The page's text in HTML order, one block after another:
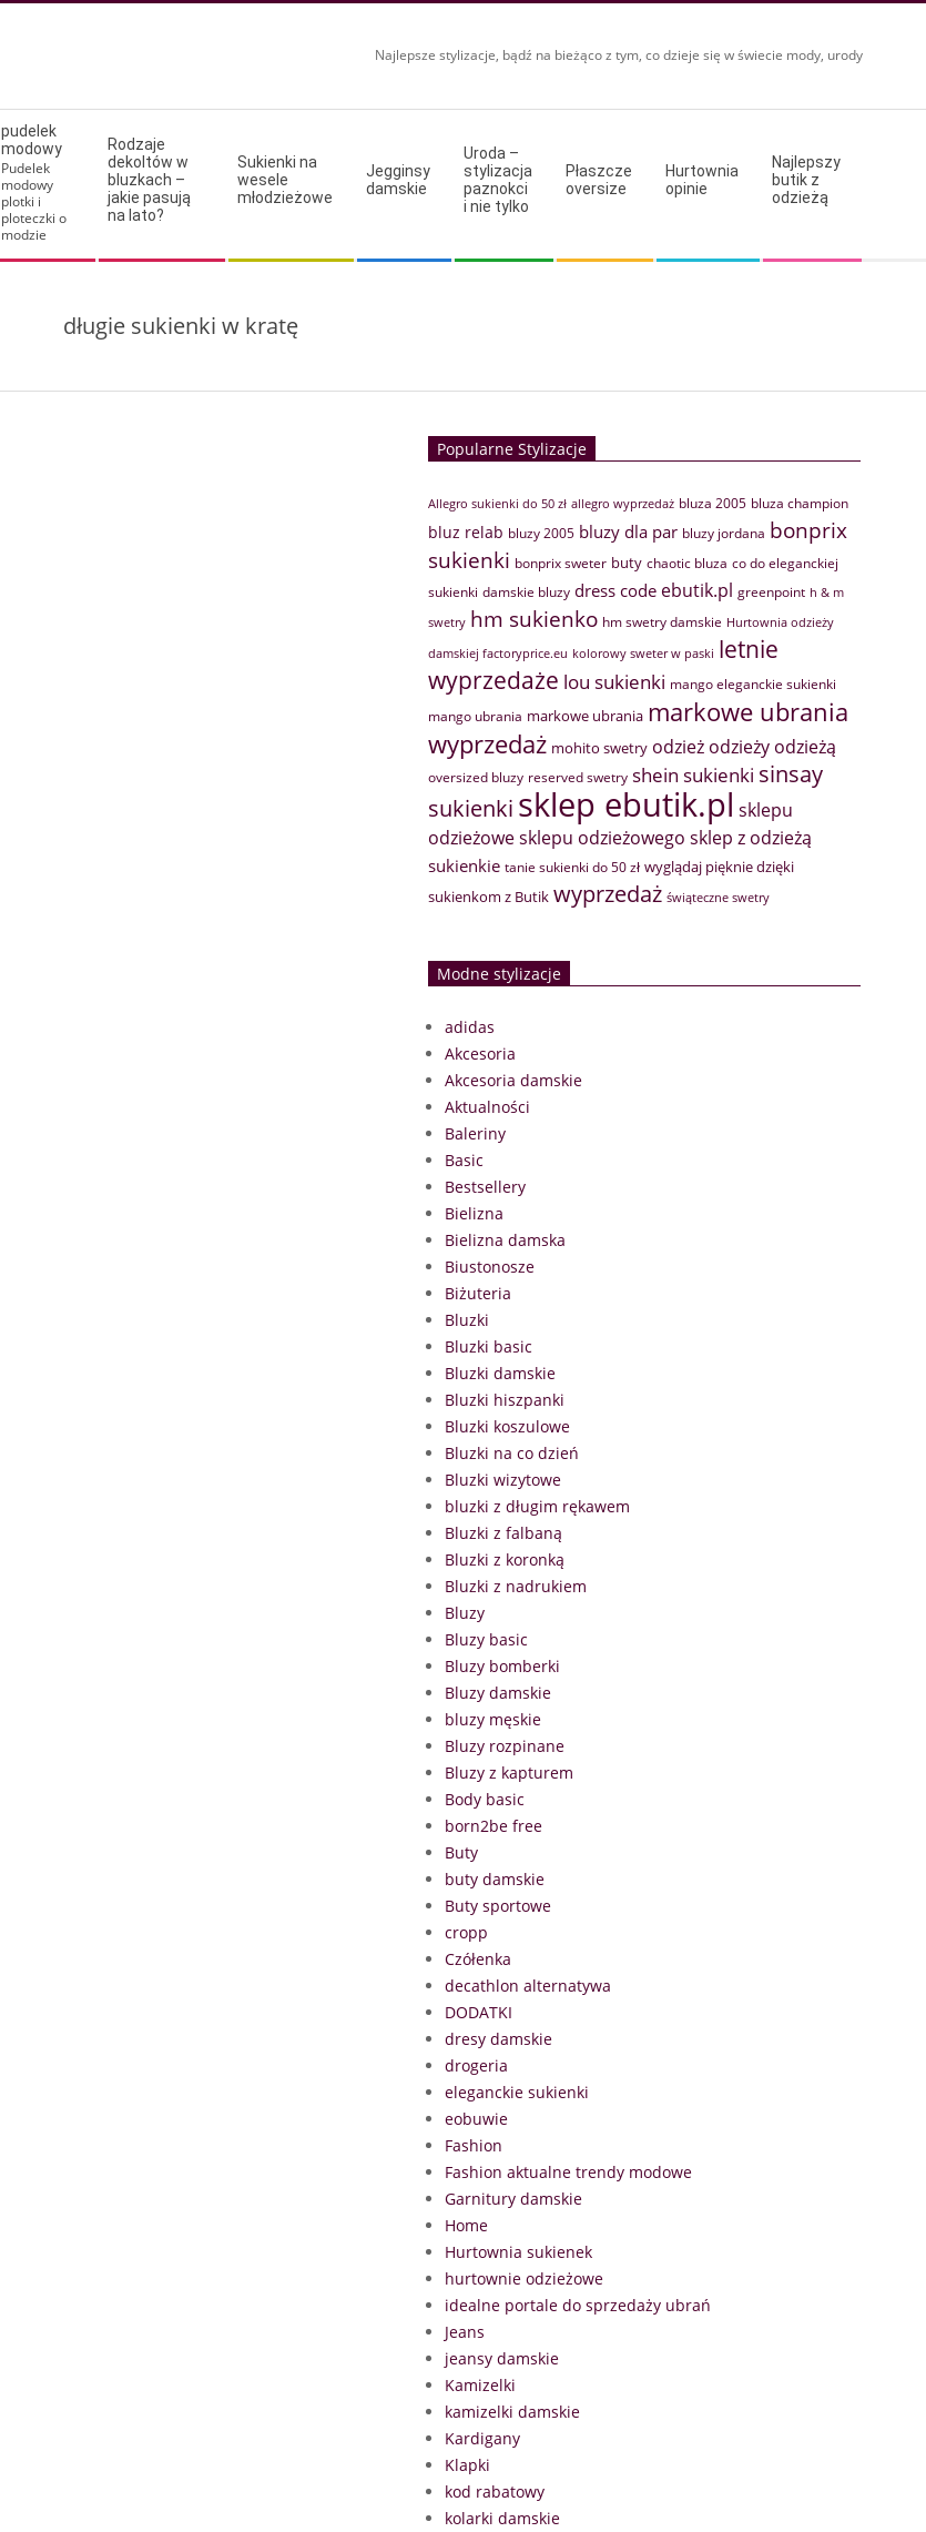
Najlepsze stylizacje, bądź na bieżąco z tym, co dzieje się w świecie mody, urody
pudelek
modowy
Pudelek
modowy
plotki i
ploteczki o
modzie
Rodzaje
dekoltów w
bluzkach –
jakie pasują
na lato?
Sukienki na
wesele
młodzieżowe
Jegginsy
damskie
Uroda –
stylizacja
paznokci
i nie tylko
Płaszcze
oversize
Hurtownia
opinie
Najlepszy
butik z
odzieżą
długie sukienki w kratę
Popularne Stylizacje
Allegro sukienki do 50 zł allegro wyprzedaż bluza 2005 bluza champion
bluz relab bluzy 2005 bluzy dla par bluzy jordana bonprix
sukienki bonprix sweter buty chaotic bluza co do eleganckiej
sukienki damskie bluzy dress code ebutik.pl greenpoint h & m
swetry hm sukienko hm swetry damskie Hurtownia odzieży
damskiej factoryprice.eu kolorowy sweter w paski letnie
wyprzedaże lou sukienki mango eleganckie sukienki
mango ubrania markowe ubrania markowe ubrania
wyprzedaż mohito swetry odzież odzieży odzieżą
oversized bluzy reserved swetry shein sukienki sinsay
sukienki sklep ebutik.pl sklepu
odzieżowesklepu odzieżowego sklep z odzieżą
sukienkie tanie sukienki do 50 zł wyglądaj pięknie dzięki
sukienkom z Butik wyprzedaż świąteczne swetry
Modne stylizacje
adidas
Akcesoria
Akcesoria damskie
Aktualności
Baleriny
Basic
Bestsellery
Bielizna
Bielizna damska
Biustonosze
Biżuteria
Bluzki
Bluzki basic
Bluzki damskie
Bluzki hiszpanki
Bluzki koszulowe
Bluzki na co dzień
Bluzki wizytowe
bluzki z długim rękawem
Bluzki z falbaną
Bluzki z koronką
Bluzki z nadrukiem
Bluzy
Bluzy basic
Bluzy bomberki
Bluzy damskie
bluzy męskie
Bluzy rozpinane
Bluzy z kapturem
Body basic
born2be free
Buty
buty damskie
Buty sportowe
cropp
Czółenka
decathlon alternatywa
DODATKI
dresy damskie
drogeria
eleganckie sukienki
eobuwie
Fashion
Fashion aktualne trendy modowe
Garnitury damskie
Home
Hurtownia sukienek
hurtownie odzieżowe
idealne portale do sprzedaży ubrań
Jeans
jeansy damskie
Kamizelki
kamizelki damskie
Kardigany
Klapki
kod rabatowy
kolarki damskie